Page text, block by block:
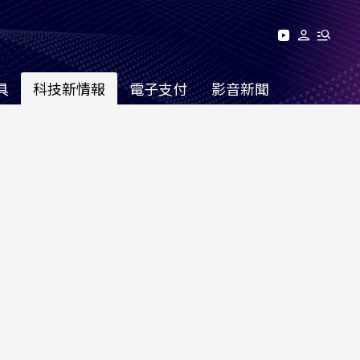
科技新情報 電子支付 影音新聞